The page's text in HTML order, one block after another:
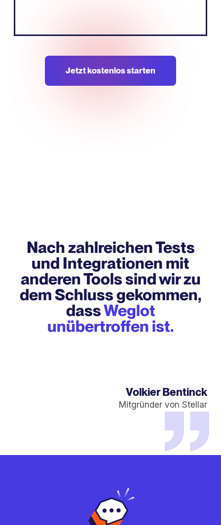
Jetzt kostenlos starten
Nach zahlreichen Tests
und Integrationen mit
anderen Tools sind wir zu
dem Schluss gekommen,
dassWeglot
unübertroffen ist.
Volkier Bentinck
Mitgründer von Stellar